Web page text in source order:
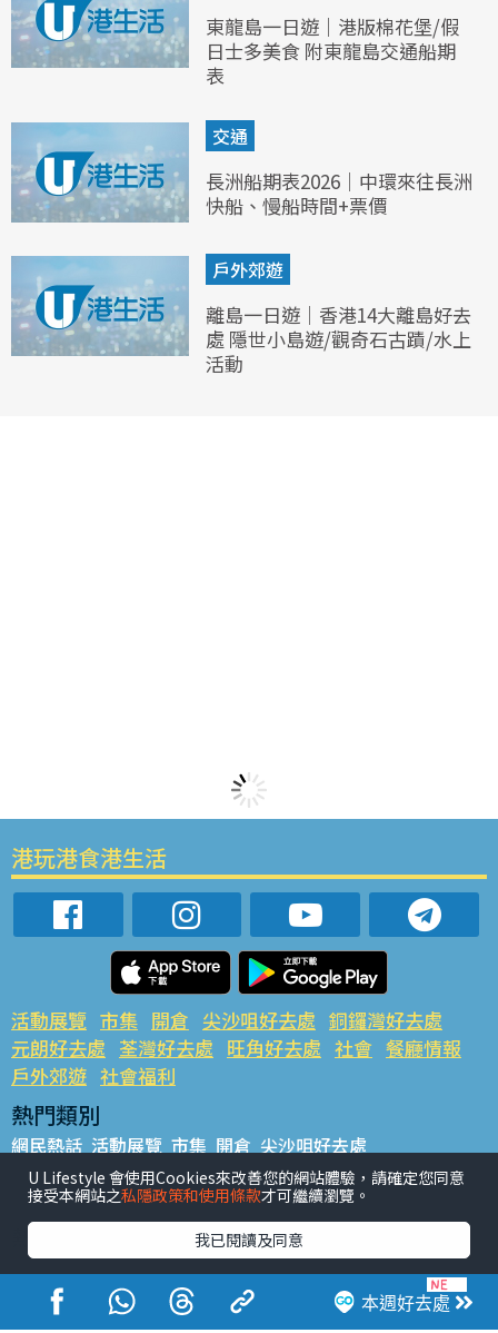
東龍島一日遊｜港版棉花堡/假
日士多美食 附東龍島交通船期
表
交通
長洲船期表2026｜中環來往長洲
快船、慢船時間+票價
戶外郊遊
離島一日遊｜香港14大離島好去
處 隱世小島遊/觀奇石古蹟/水上
活動
本週好去處
港玩港食港生活
活動展覽 市集 開倉 尖沙咀好去處 銅鑼灣好去處
元朗好去處 荃灣好去處 旺角好去處 社會 餐廳情報
戶外郊遊 社會福利
熱門類別
網民熱話 活動展覽 市集 開倉 尖沙咀好去處
銅鑼灣好去處 元朗好去處 荃灣好去處 旺角好去處 社會
餐廳情報 戶外郊遊
熱門標籤
#UGO搵好去處 #人氣活動推介 #美食社群熱話
#親子玩樂好去處
#ULifestyle應用程式
#限時搶
#UJetso禮物放送
#ULifestyle商戶中心 #著數 #網絡熱話
U Lifestyle 會使用Cookies來改善您的網站體驗，請確定您同意
接受本網站之私隱政策和使用條款才可繼續瀏覽。
我已閱讀及同意